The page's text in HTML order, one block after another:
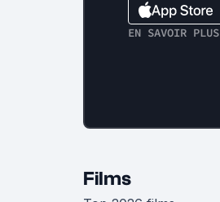
EN SAVOIR PLUS
Films